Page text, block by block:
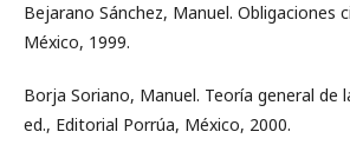
Bejarano Sánchez, Manuel. Obligaciones
México, 1999.
Borja Soriano, Manuel. Teoría general de
ed., Editorial Porrúa, México, 2000.